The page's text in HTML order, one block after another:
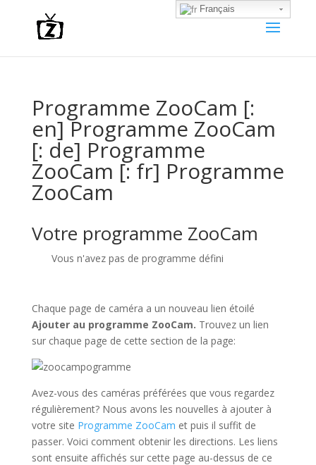
Programme ZooCam [:
en] Programme ZooCam
[: de] Programme
ZooCam [: fr] Programme
ZooCam
Votre programme ZooCam
Vous n'avez pas de programme défini
Chaque page de caméra a un nouveau lien étoilé
Ajouter au programme ZooCam. Trouvez un lien
sur chaque page de cette section de la page:
Avez-vous des caméras préférées que vous regardez
régulièrement? Nous avons les nouvelles à ajouter à
votre site Programme ZooCam et puis il suffit de
passer. Voici comment obtenir les directions. Les liens
sont ensuite affichés sur cette page au-dessus de ce
Français